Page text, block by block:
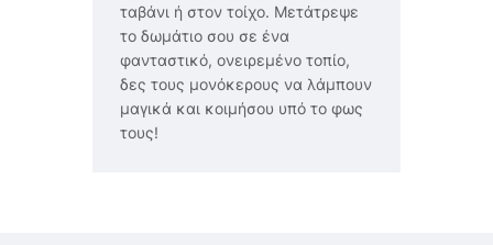
ταβάνι ή στον τοίχο. Μετάτρεψε
το δωμάτιο σου σε ένα
φανταστικό, ονειρεμένο τοπίο,
δες τους μονόκερους να λάμπουν
μαγικά και κοιμήσου υπό το φως
τους!